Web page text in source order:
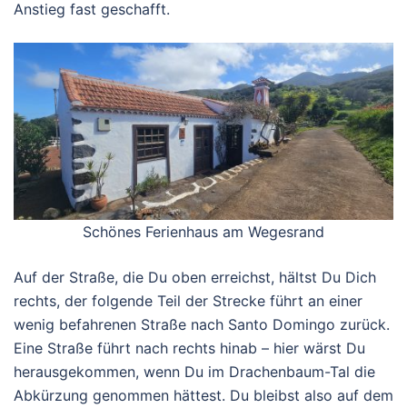
Anstieg fast geschafft.
Schönes Ferienhaus am Wegesrand
Auf der Straße, die Du oben erreichst, hältst Du Dich
rechts, der folgende Teil der Strecke führt an einer
wenig befahrenen Straße nach Santo Domingo zurück.
Eine Straße führt nach rechts hinab – hier wärst Du
herausgekommen, wenn Du im Drachenbaum-Tal die
Abkürzung genommen hättest. Du bleibst also auf dem